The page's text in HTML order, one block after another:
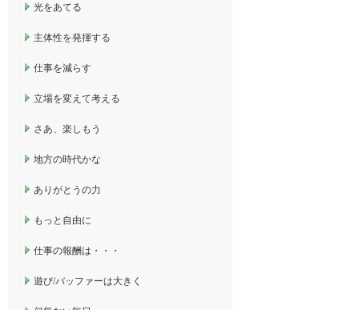
光をあてる
主体性を発揮する
仕事を減らす
立場を変えて考える
さあ、楽しもう
地方の時代かな
ありがとうの力
もっと自由に
仕事の報酬は・・・
遊び/バッファーは大きく